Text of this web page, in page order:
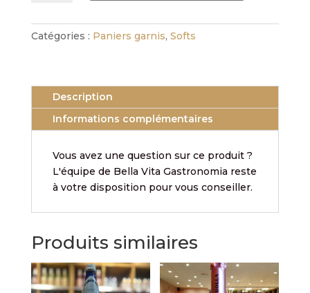
Catégories : Paniers garnis, Softs
Description
Informations complémentaires
Vous avez une question sur ce produit ?
L'équipe de Bella Vita Gastronomia reste
à votre disposition pour vous conseiller.
Produits similaires